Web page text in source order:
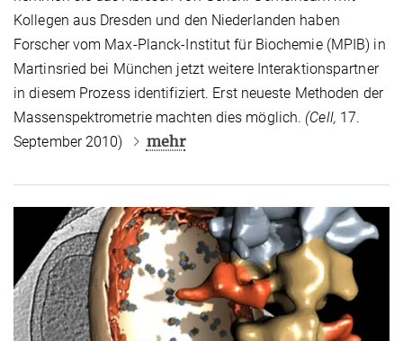
Kollegen aus Dresden und den Niederlanden haben
Forscher vom Max-Planck-Institut für Biochemie (MPIB) in
Martinsried bei München jetzt weitere Interaktionspartner
in diesem Prozess identifiziert. Erst neueste Methoden der
Massenspektrometrie machten dies möglich. (Cell, 17.
September 2010)
mehr